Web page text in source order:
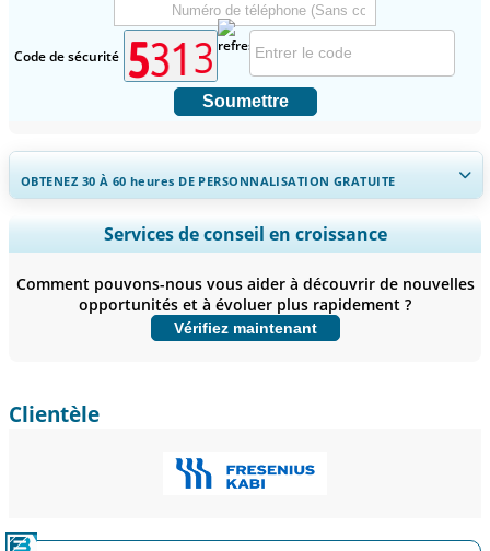
Code de sécurité
Soumettre
OBTENEZ 30 À 60heures DE PERSONNALISATION GRATUITE
Ampliar a cobertura regional e por país, Análise de segmentos,
Perfis de empresas, Benchmarking competitivo, e insights sobre o
Personnaliser maintenant
Services de conseil en croissance
Comment pouvons-nous vous aider à découvrir de nouvelles
opportunités et à évoluer plus rapidement ?
Vérifiez maintenant
Clientèle